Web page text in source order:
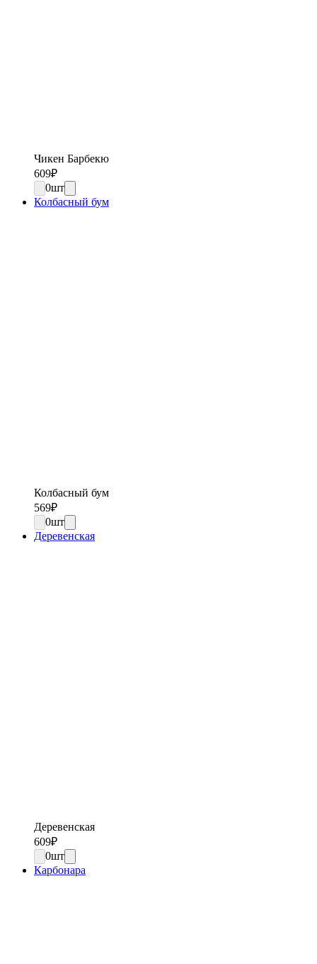
Чикен Барбекю
609₽
0шт
Колбасный бум
Колбасный бум
569₽
0шт
Деревенская
Деревенская
609₽
0шт
Карбонара